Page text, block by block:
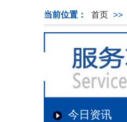
当前位置： 首页 >>
今日资讯